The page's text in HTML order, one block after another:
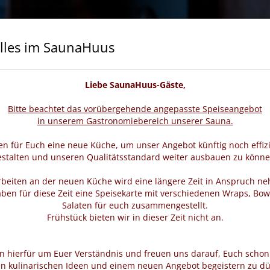
Wellness & Beauty
im SaunaHuus
Liebe SaunaHuus-Gäste,
Bitte beachtet das vorübergehende angepasste Speiseangebot
in unserem Gastronomiebereich unserer Sauna.
für Euch eine neue Küche, um unser Angebot künftig noch
und unseren Qualitätsstandard weiter ausbauen zu
an der neuen Küche wird eine längere Zeit in Anspruch
für diese Zeit eine Speisekarte mit verschiedenen Wraps,
Salaten für euch zusammengestellt.
Frühstück bieten wir in dieser Zeit nicht an.
hierfür um Euer Verständnis und freuen uns darauf, Euch
kulinarischen Ideen und einem neuen Angebot begeistern zu